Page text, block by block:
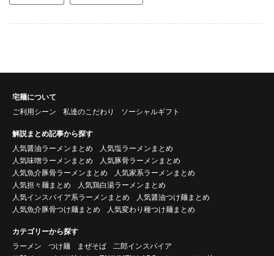
宅麺について
ご利用シーン
私達のこだわり ソーシャルギフト
解説まとめ記事から探す
人気醤油ラーメンまとめ
人気塩ラーメンまとめ
人気味噌ラーメンまとめ
人気豚骨ラーメンまとめ
人気魚介豚骨ラーメンまとめ
人気家系ラーメンまとめ
人気担々麺まとめ
人気鶏白湯ラーメンまとめ
人気インスパイア系ラーメンまとめ
人気醤油つけ麺まとめ
人気魚介豚骨つけ麺まとめ
人気変わり種つけ麺まとめ
カテゴリーから探す
ラーメン
つけ麺 まぜそば
二郎インスパイア